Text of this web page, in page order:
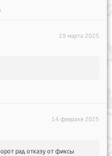
19 марта 2025
14 февраля 2025
рад отказу от фиксы